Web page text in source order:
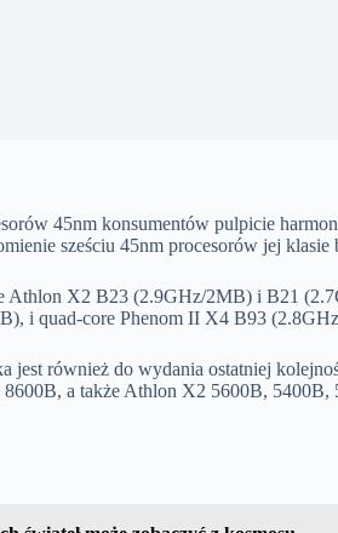
45nm konsumentów pulpicie
sześciu 45nm procesorów jej
Athlon X2 B23 (2.9GHz/2MB) i B21
i quad-core Phenom II X4 B93
jest również do wydania ostatniej
a także Athlon X2 5600B,